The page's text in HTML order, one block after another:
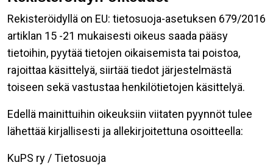
Rekisteröidyllä on EU: tietosuoja-asetuksen 679/2016
artiklan 15 -21 mukaisesti oikeus saada pääsy
tietoihin, pyytää tietojen oikaisemista tai poistoa,
rajoittaa käsittelyä, siirtää tiedot järjestelmästä
toiseen sekä vastustaa henkilötietojen käsittelyä.
Edellä mainittuihin oikeuksiin viitaten pyynnöt tulee
lähettää kirjallisesti ja allekirjoitettuna osoitteella:
KuPS ry / Tietosuoja